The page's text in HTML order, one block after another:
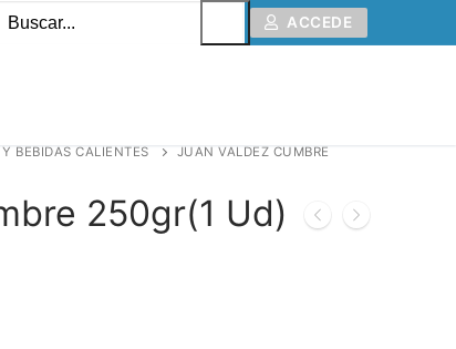
ACCEDE
Y BEBIDAS CALIENTES
JUAN VALDEZ CUMBRE
250gr(1 Ud)